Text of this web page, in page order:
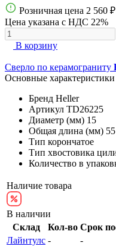
Розничная цена 2 560 ₽
Цена указана с НДС 22%
В корзину
Сверло по керамограниту
Основные характеристики
Бренд Heller
Артикул TD26225
Диаметр (мм) 15
Общая длина (мм) 55
Тип корончатое
Тип хвостовика
Количество в
Наличие товара
В наличии
Склад
Кол-во Срок
Лайнтулс -
-